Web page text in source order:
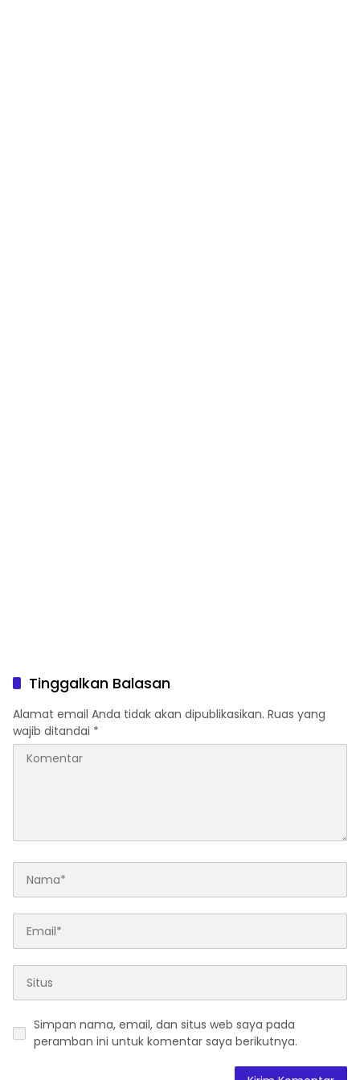
Tinggalkan Balasan
Alamat email Anda tidak akan dipublikasikan. Ruas yang
wajib ditandai *
Simpan nama, email, dan situs web saya pada
peramban ini untuk komentar saya berikutnya.